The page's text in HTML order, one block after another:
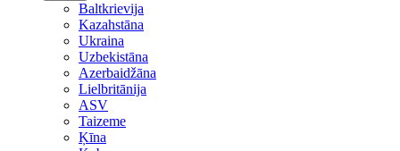
Baltkrievija
Kazahstāna
Ukraina
Uzbekistāna
Azerbaidžāna
Lielbritānija
ASV
Taizeme
Ķīna